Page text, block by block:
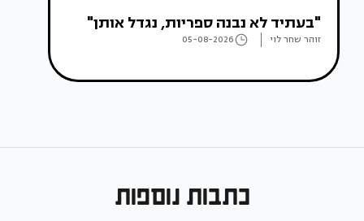
"בעתיד לא נבנה ספריות, נגדל אותן"
זוהר שחר לוי 05-08-2026
כתבות נוספות